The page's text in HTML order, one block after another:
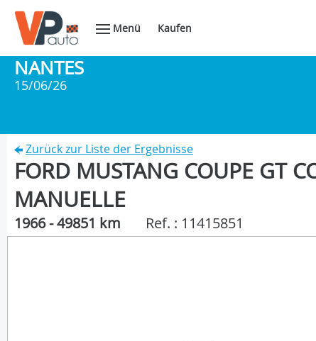
Menü Kaufen
NANTES
15/06/26
Zurück zur Liste der Ergebnisse
FORD MUSTANG COUPE GT
MANUELLE
1966 - 49851 km Ref. : 11415851